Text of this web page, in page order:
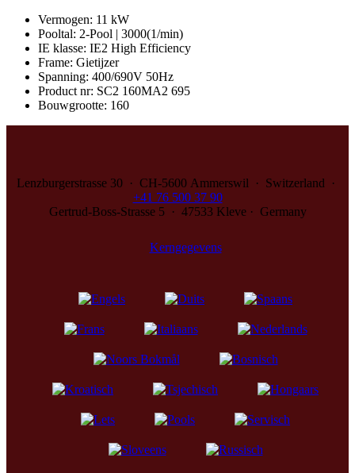
Vermogen: 11 kW
Pooltal: 2-Pool | 3000(1/min)
IE klasse: IE2 High Efficiency
Frame: Gietijzer
Spanning: 400/690V 50Hz
Product nr: SC2 160MA2 695
Bouwgrootte: 160
Lenzburgerstrasse 30 · CH‑5600 Ammerswil · Switzerland ·
+41 76 500 37 90
Gertrud-Boss-Strasse 5 · 47533 Kleve · Germany
Kerngegevens